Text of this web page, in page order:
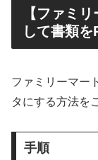
【ファミ
して書類
ファミリーマー
タにする方法を
手順